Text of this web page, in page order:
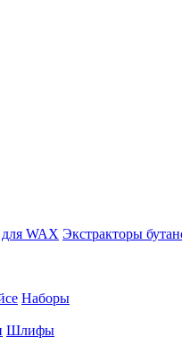
WAX Экстракторы
Наборы
Шлифы